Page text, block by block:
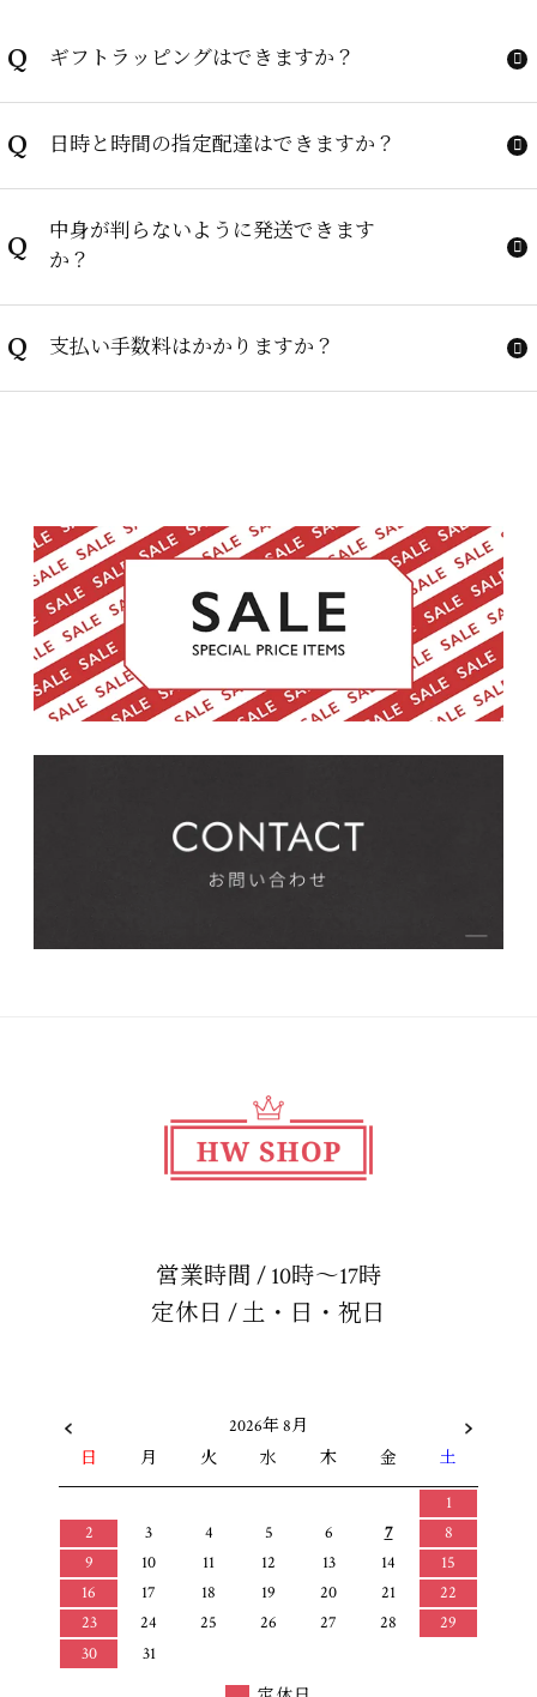
Q ギフトラッピングはできますか？
Q 日時と時間の指定配達はできますか？
Q
中身が判らないように発送できます
か？
Q 支払い手数料はかかりますか？
営業時間 / 10時～17時
定休日 / 土・日・祝日
2026年 8月
日
月 火 水 木 金 土
1
2
3 4 5 6 7
8
9
10 11 12 13 14
15
16
17 18 19 20 21
22
23
24 25 26 27 28
29
30
31